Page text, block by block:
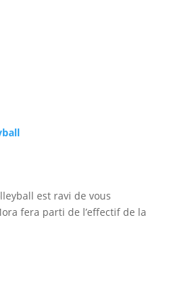
est ravi de vous
fera parti de l’effectif de la